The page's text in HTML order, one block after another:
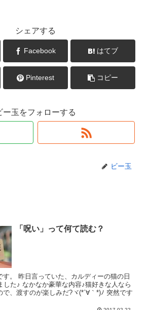
シェアする
Facebook はてブ
Pinterest コピー
ー玉をフォローする
ビー玉
「呪い」って何て読む？
す。 昨日言っていた、カルディーの猫の日
した♪ なかなか豪華な内容♪猫好きな人なら
、渡すのが楽しみだ?ヾ(*´∀｀*)ﾉ 突然です